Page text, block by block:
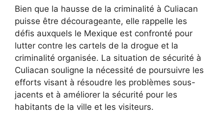
Bien que la hausse de la criminalité à Culiacan
puisse être décourageante, elle rappelle les
défis auxquels le Mexique est confronté pour
lutter contre les cartels de la drogue et la
criminalité organisée. La situation de sécurité à
Culiacan souligne la nécessité de poursuivre les
efforts visant à résoudre les problèmes sous-
jacents et à améliorer la sécurité pour les
habitants de la ville et les visiteurs.